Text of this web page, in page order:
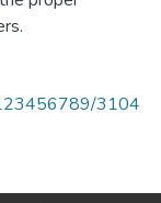
3104